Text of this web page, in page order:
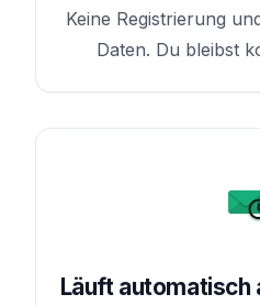
Keine Registrierung
Daten. Du bleibst
Läuft automatisch